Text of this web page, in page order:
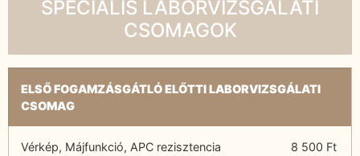
SPECIÁLIS LABORVIZSGÁLATI
CSOMAGOK
ELSŐ FOGAMZÁSGÁTLÓ ELŐTTI LABORVIZSGÁLATI
CSOMAG
Vérkép, Májfunkció, APC rezisztencia 8 500 Ft